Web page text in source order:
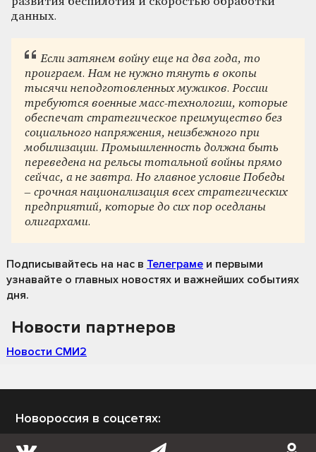
данных.
Если затянем войну еще на два года, то
проиграем. Нам не нужно тянуть в окопы
тысячи неподготовленных мужиков. России
требуются военные масс-технологии, которые
обеспечат стратегическое преимущество без
социального напряжения, неизбежного при
мобилизации. Промышленность должна быть
переведена на рельсы тотальной войны прямо
сейчас, а не завтра. Но главное условие Победы
– срочная национализация всех стратегических
предприятий, которые до сих пор оседланы
олигархами.
Подписывайтесь на нас в Телеграме и первыми
узнавайте о главных новостях и важнейших событиях
дня.
Новости партнеров
Новости СМИ2
Новороссия в соцсетях: